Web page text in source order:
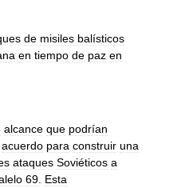
de misiles balísticos
en tiempo de paz en
alcance que podrían
acuerdo para construir una
ataques Soviéticos a
69 Esta